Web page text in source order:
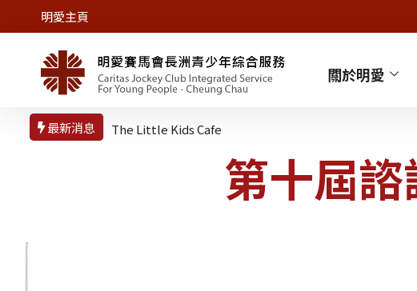
明愛主頁
關於明愛
最新消息 The Little Kids Cafe暑期單位開放時間
第十屆